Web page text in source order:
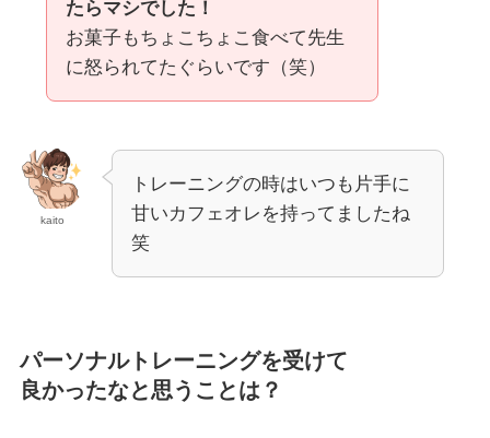
たらマシでした！
お菓子もちょこちょこ食べて先生
に怒られてたぐらいです（笑）
kaito
トレーニングの時はいつも片手に
甘いカフェオレを持ってましたね
笑
パーソナルトレーニングを受けて
良かったなと思うことは？